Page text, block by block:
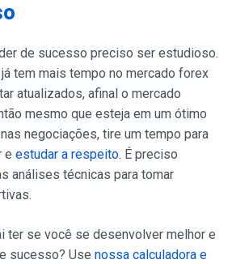
de sucesso preciso ser estudioso.
tem mais tempo no mercado forex
atualizados, afinal o mercado
mesmo que esteja em um ótimo
negociações, tire um tempo para
e estudar a respeito. É preciso
análises técnicas para tomar
ter se você se desenvolver melhor e
sucesso? Use nossa calculadora e